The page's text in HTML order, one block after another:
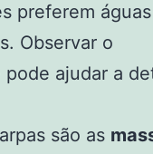
preferem
Observar o
ajudar a
são as